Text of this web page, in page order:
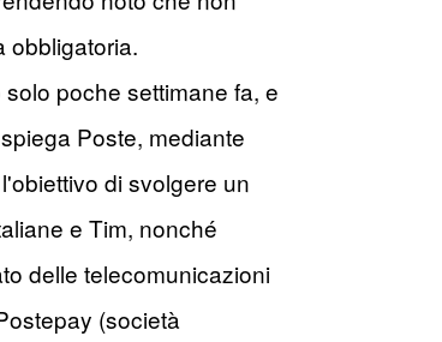
obbligatoria.
poche settimane fa, e
Poste, mediante
di svolgere un
e Tim, nonché
delle telecomunicazioni
(società